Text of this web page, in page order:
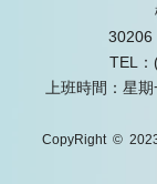
30206
TEL：
上班時間：星
CopyRight ©